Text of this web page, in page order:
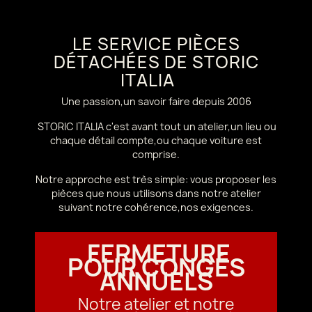
LE SERVICE PIÈCES
DÉTACHÉES DE STORIC
ITALIA
Une passion,un savoir faire depuis 2006
STORIC ITALIA c'est avant tout un atelier,un lieu ou
chaque détail compte,ou chaque voiture est
comprise.
Notre approche est très simple: vous proposer les
pièces que nous utilisons dans notre atelier
suivant notre cohérence,nos exigences.
FERMETURE
POUR CONGÉS
ANNUELS
Notre atelier et notre